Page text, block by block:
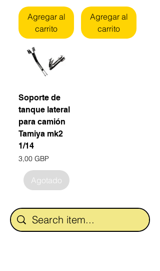
Agregar al
carrito
Agregar al
carrito
Soporte de
tanque lateral
para camión
Tamiya mk2
1/14
Precio
3,00 GBP
Agotado